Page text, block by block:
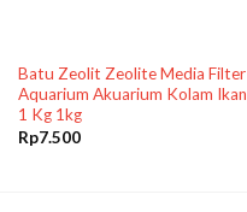
Batu Zeolit Zeolite Media Filter
Aquarium Akuarium Kolam Ikan
1 Kg 1kg
Rp7.500